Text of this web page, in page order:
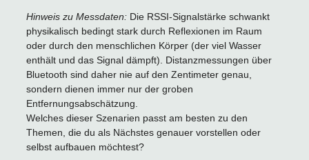
Hinweis zu Messdaten:Die RSSI-Signalstärke schwankt
physikalisch bedingt stark durch Reflexionen im Raum
oder durch den menschlichen Körper (der viel Wasser
enthält und das Signal dämpft). Distanzmessungen über
Bluetooth sind daher nie auf den Zentimeter genau,
sondern dienen immer nur der groben
Entfernungsabschätzung.
Welches dieser Szenarien passt am besten zu den
Themen, die du als Nächstes genauer vorstellen oder
selbst aufbauen möchtest?